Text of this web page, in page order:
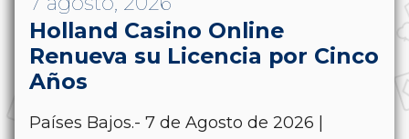
Holland Casino Online
Renueva su Licencia por Cinco
Años
Países Bajos.- 7 de Agosto de 2026 |